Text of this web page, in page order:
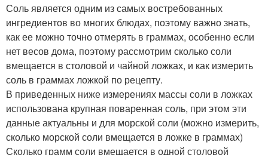
Соль является одним из самых востребованных
ингредиентов во многих блюдах, поэтому важно знать,
как ее можно точно отмерять в граммах, особенно если
нет весов дома, поэтому рассмотрим сколько соли
вмещается в столовой и чайной ложках, и как измерить
соль в граммах ложкой по рецепту.
В приведенных ниже измерениях массы соли в ложках
использована крупная поваренная соль, при этом эти
данные актуальны и для морской соли (можно измерить,
сколько морской соли вмещается в ложке в граммах)
Сколько грамм соли вмещается в одной столовой